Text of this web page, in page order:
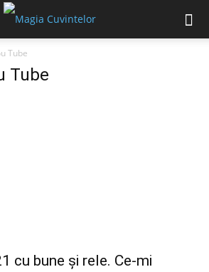
Tube
Tube
cu bune și rele. Ce-mi